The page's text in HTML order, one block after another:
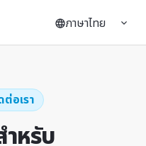
ภาษาไทย
อเรา
หรับ